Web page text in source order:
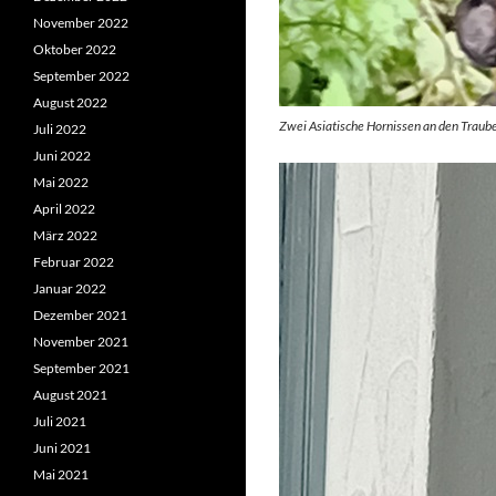
Zwei Asiatische Hornissen an den
November 2022
Oktober 2022
September 2022
August 2022
Juli 2022
Juni 2022
Mai 2022
April 2022
März 2022
Februar 2022
Januar 2022
Dezember 2021
November 2021
September 2021
August 2021
Juli 2021
Juni 2021
Mai 2021